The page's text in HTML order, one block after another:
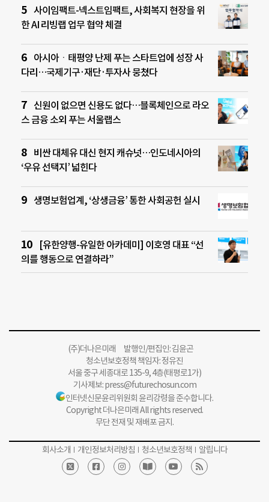
사이임팩트-넥스트임팩트, 사회복지 현장을 위
한 AI 리빙랩 업무 협약 체결
아시아ㆍ태평양 난제 푸는 스타트업에 성장 사
다리…국제기구·재단·투자사 뭉쳤다
신원이 없으면 신용도 없다…블록체인으로 라오
스 금융 소외 푸는 서울랩스
비싼 대체유 대신 현지 캐슈넛…인도네시아의
‘우유 선택지’ 넓힌다
생명보험업계, ‘상생금융’ 통한 사회공헌 실시
[유한양행-유일한 아카데미] 이호영 대표 “선
의를 행동으로 연결하라”
(주)더나은미래 발행인/편집인: 김윤곤
청소년보호정책 책임자: 정유진
서울 중구 세종대로 135-9, 4층(태평로1가)
기사제보:press@futurechosun.com
인터넷신문윤리위원회 윤리강령을 준수합니다.
Copyright 더나은미래 All rights reserved.
무단 전재 및 재배포 금지.
회사소개 개인정보처리방침 청소년보호정책 알립니다